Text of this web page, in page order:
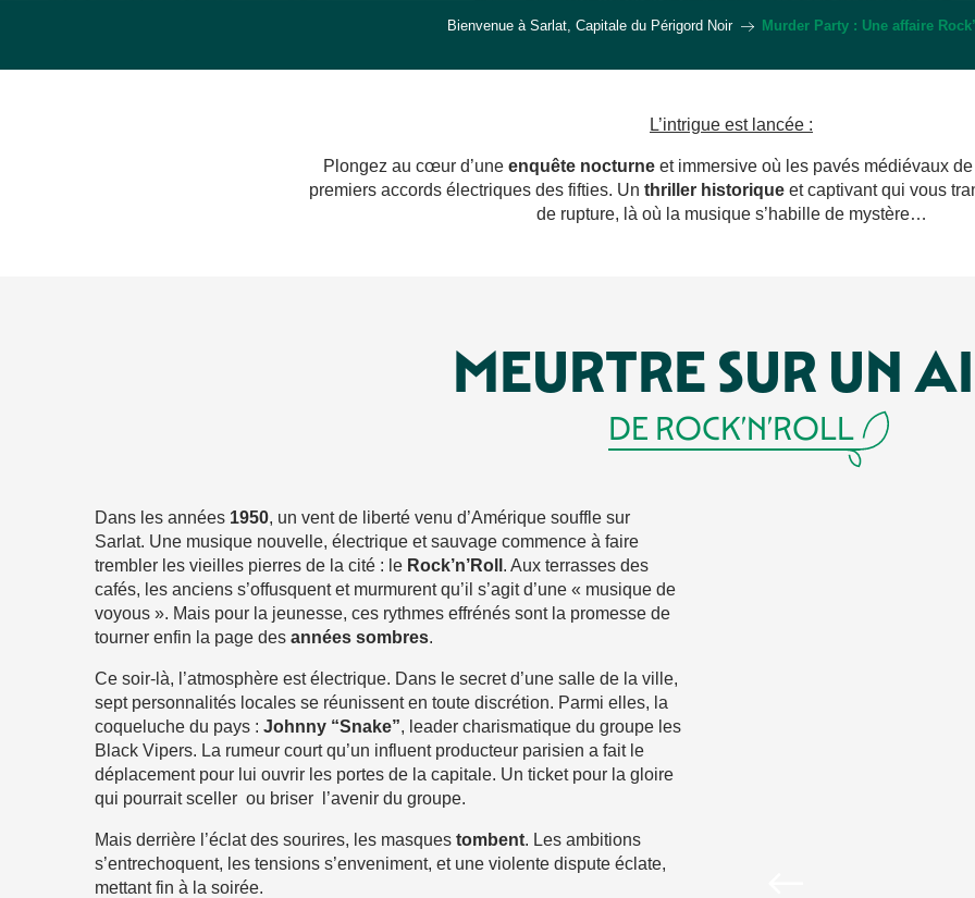
Bienvenue à Sarlat, Capitale du Périgord Noir Murder Party : Une affaire
L’intrigue est lancée :
Plongez au cœur d’une enquête nocturne et immersive où les pavés médiévaux
premiers accords électriques des fifties. Un thriller historiqueet captivant qui vous
de rupture, là où la musique s’habille de mystère…
MEURTRE SUR UN
DE ROCK’N’ROLL
Dans les années 1950, un vent de liberté venu d’Amérique souffle sur
Sarlat. Une musique nouvelle, électrique et sauvage commence à faire
trembler les vieilles pierres de la cité : le Rock’n’Roll . Aux terrasses des
cafés, les anciens s’offusquent et murmurent qu’il s’agit d’une « musique de
voyous ». Mais pour la jeunesse, ces rythmes effrénés sont la promesse de
tourner enfin la page des années sombres.
Ce soir-là, l’atmosphère est électrique. Dans le secret d’une salle de la ville,
sept personnalités locales se réunissent en toute discrétion. Parmi elles, la
coqueluche du pays : Johnny “Snake”, leader charismatique du groupe les
Black Vipers. La rumeur court qu’un influent producteur parisien a fait le
déplacement pour lui ouvrir les portes de la capitale. Un ticket pour la gloire
qui pourrait sceller ou briser l’avenir du groupe.
Mais derrière l’éclat des sourires, les masques tombent. Les ambitions
s’entrechoquent, les tensions s’enveniment, et une violente dispute éclate,
mettant fin à la soirée.